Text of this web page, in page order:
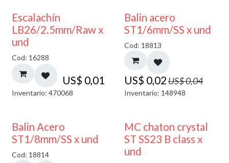
Escalachín
LB26/2.5mm/Raw x
und
Cod: 16288
US$ 0,01
Inventario: 470068
50% DESCUENTO
Balin acero
ST1/6mm/SS x und
Cod: 18813
US$ 0,02US$0,04
Inventario: 148948
50% DESCUENTO
Balin Acero
ST1/8mm/SS x und
Cod: 18814
MC chaton crystal
ST SS23 B class x
und